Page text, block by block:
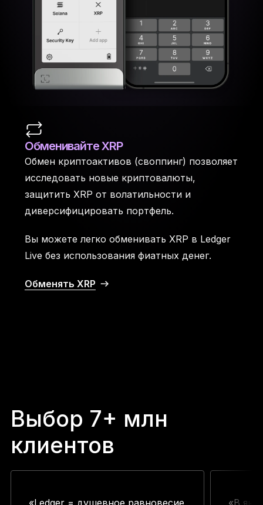
Обменивайте XRP
Обмен криптоактивов (своппинг) позволяет
исследовать новые криптовалюты,
защитить XRP от волатильности и
диверсифицировать портфель.
Вы можете легко обменивать XRP в Ledger
Live без использования фиатных денег.
Обменять XRP
Выбор 7+ млн
клиентов